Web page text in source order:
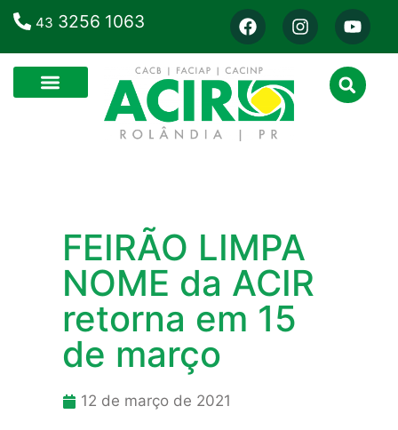
43 3256 1063
FEIRÃO LIMPA
NOME da ACIR
retorna em 15
de março
12 de março de 2021